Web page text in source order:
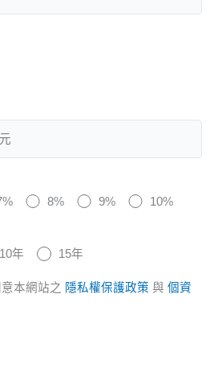
8% 9% 10%
10年 15年
本網站之 隱私權保護政策 與 個資